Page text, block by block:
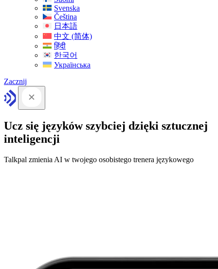
Svenska
Čeština
日本語
中文 (简体)
हिंदी
한국어
Українська
Zacznij
Ucz się języków szybciej dzięki sztucznej
inteligencji
Talkpal zmienia AI w twojego osobistego trenera językowego